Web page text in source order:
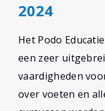
Praktische
Algemene
2024
Het Podo
een zeer
vaardigheden
over voeten en